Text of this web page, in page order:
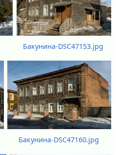
Бакунина-DSC47153.jpg
Бакунина-DSC47160.jpg